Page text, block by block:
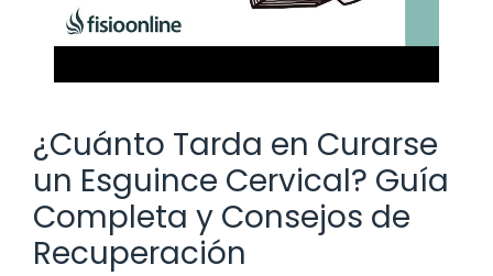
¿Cuánto Tarda en Curarse
un Esguince Cervical? Guía
Completa y Consejos de
Recuperación